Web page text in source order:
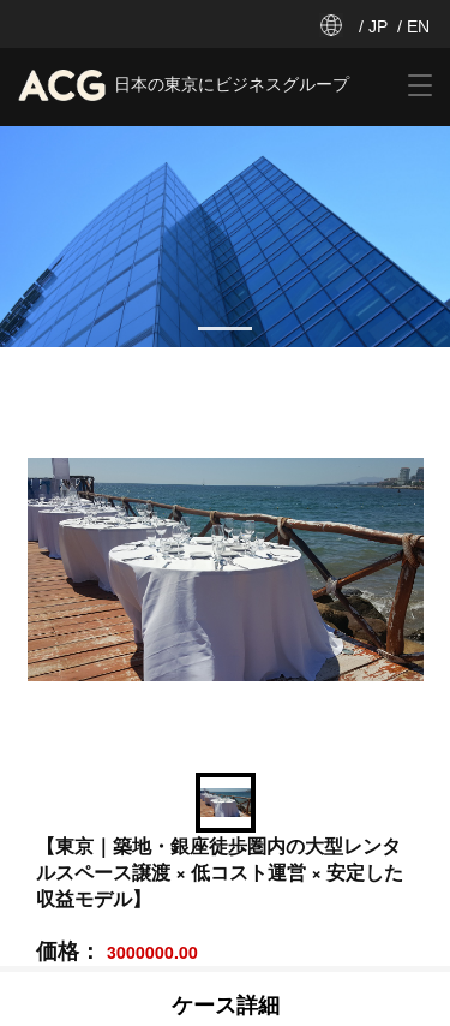
/ JP / EN
T
g
v
g
a
日本の東京にビジネスグループ
【東京｜築地・銀座徒歩圏内の大型レンタ
ルスペース譲渡 × 低コスト運営 × 安定した
収益モデル】
価格： 3000000.00
ケース詳細